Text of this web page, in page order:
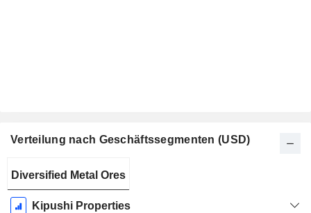
Verteilung nach Geschäftssegmenten (USD)
Geschäftsjahres:
Dezember
Diversified Metal Ores
Kipushi Properties